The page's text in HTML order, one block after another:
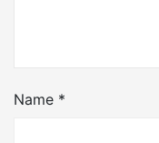
Name *